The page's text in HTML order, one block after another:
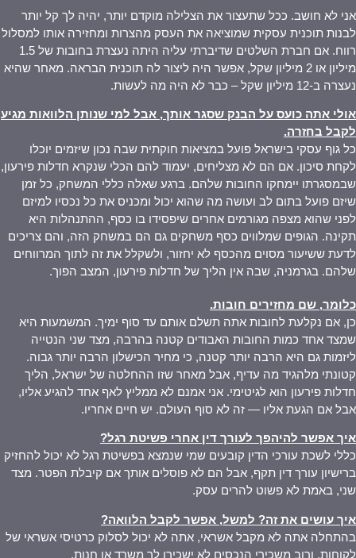
אני לא חושב. ככל שתעצור את הצלילה מוקדם יותר, יהיה לך קל יותר
לבנות תוכנית עסקית שמוציאה את העסק מהצרות ומחזירה אותו למסלול
רווח. אם חברת השלטים שדיברתי עליה היתה נעצרת בחובות של 1.5
מיליון או 2 מיליון שקל, אפשר היה ליצור לה תוכנית הבראה. מאחר שהיא
נעצרה ב-12 מיליון שקל – כבר לא היה מה לעשות.
אולי אתה כועס על הבנק שסגר אותך, אבל למי שנותן הלוואות מגיע
לקבל בחזרה.
כל גוף עסקי בישראל פועל במציאות חוקתית שבה נכון שיזמים יוכלו
לקחת סיכון. אם הם לא מצליחים, יעמוד להם הכלי שנקרא חדלות פירעון,
שבמסגרתו יימחקו החובות שלהם. ברגע שאלה כללי המשחק, כל זמן
שיזם פועל בתום לב ועושה מה שהוא יכול ומכניס את כל נכסיו למיזם
לפני שהוא מצפה מגורמים אחרים שיפסידו בו כסף, ההתנהלות היא
תקינה. הגופים שמלווים כסף משחקים גם הם במשחק הזה, והם צריכים
לדעת ששיעור מסוים מהכסף לא יחזור, ולשקלל את זה לתוך המרווחים
שלהם. בגרמניה, שבה אין הליך של חדלות פירעון, המצב הפוך.
כלומר, שם מחזירים חובות.
כן, אם נקלעת לחובות אתה תשלם אותם עד סוף ימיך. המשמעות היא
שמצד אחד כמות החובות האבודים קטנה בהרבה, מצד שני הנטייה
ליזמות גם היא הרבה יותר קטנה, כי מחיר הכישלון הרבה יותר גבוה.
קטונתי מלהגיד מה עדיף, אבל מאחר שזו ההחלטה של ישראל, הליך
חדלות פירעון הוא לגיטימי. אני אמנם לא ממליץ לאף אחד להגיע אליו,
אבל אם הגעת אליו — זה לא סוף העולם. יש חיים אחריו.
איך אפשר להיהפך לעורך דין אחרי פשיטת רגל?
כללי לשכת עורכי הדין קובעים שמי שנמצא בפשיטת רגל לא יכול להחזיק
ברישיון עורך דין תקף, אבל הם לא פוסלים אותך אם קיבלת הפטר. מצד
שני, באמת לא פשוט להרים עסק.
איך עושים את זה? למשל, אפשר לקבל הלוואה?
בהתחלה אתה לא מקבל אשראי, אתה לא יכול לסלוק כרטיסי אשראי של
לקוחות, ורוב משכירי הנכסים לא ישכירו לך משרד או חנות.